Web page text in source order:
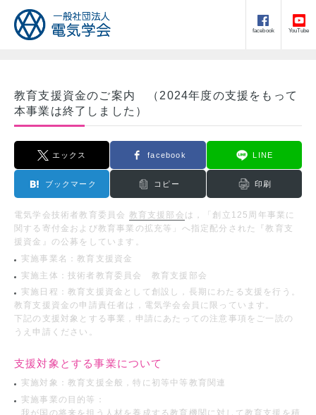
facebook YouTube
教育支援資金のご案内 （2024年度の支援をもって
本事業は終了しました）
エックス facebook LINE
ブックマーク コピー 印刷
電気学会技術者教育委員会 教育支援部会 は，「創立125周年事業に
関する寄付金および教育事業の拡充等」へ指定配分された『教育支
援資金』の公募をしています。
実施事業名：教育支援資金
実施主体：技術者教育委員会 教育支援部会
実施日程：教育支援資金として創設し，長期にわたる支援を行う。
教育支援資金の申請責任者は，電気学会会員に限っています。
下記の支援対象とする事業，申請にあたっての注意事項をご一読の
うえ申請ください。
支援対象とする事業について
実施対象：教育支援全般，特に初等中等教育関連
実施事業の目的等：
我が国の将来を担う人材を養成する教育機関に対して教育支援を積